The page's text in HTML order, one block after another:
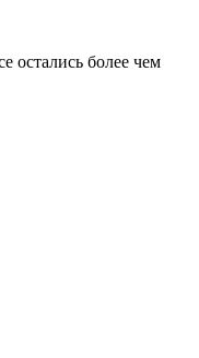
остались более чем